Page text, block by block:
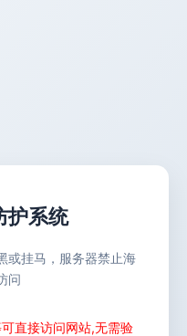
护系统
或挂马，服务器禁止海
问
直接访问网站,无需验